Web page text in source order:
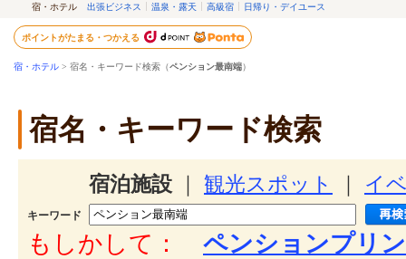
宿・ホテル 出張ビジネス 温泉・露天 高級宿 日帰り・デイユース
ポイントがたまる・つかえる
宿・ホテル > 宿名・キーワード検索（ペンション最南端）
宿名・キーワード検索
宿泊施設 観光スポット イ
キーワード
もしかして： ペンションプリ